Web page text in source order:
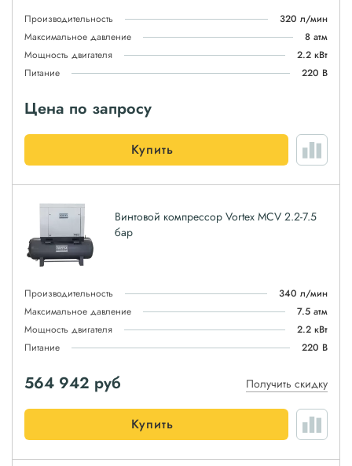
Производительность
320 л/мин
Максимальное давление
8 атм
Мощность двигателя
2.2 кВт
Питание
220 В
Цена по запросу
Купить
Винтовой компрессор Vortex MCV 2.2-7.5
бар
Производительность
340 л/мин
Максимальное давление
7.5 атм
Мощность двигателя
2.2 кВт
Питание
220 В
564 942 руб Получить скидку
Купить